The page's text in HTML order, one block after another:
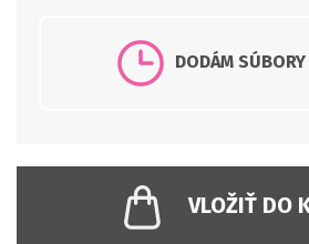
DODÁM
VLOŽIŤ DO